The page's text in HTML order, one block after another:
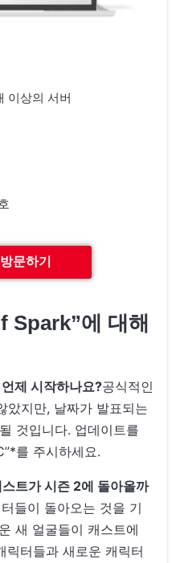
이상의 서버
문하기
Spark”에 대해
제 시작하나요?공식적인
았지만, 날짜가 발표되는
것입니다. 업데이트를
를 주시하세요.
트가 시즌 2에 돌아올까
들이 돌아오는 것을 기
새 얼굴들이 캐스트에
릭터들과 새로운 캐릭터